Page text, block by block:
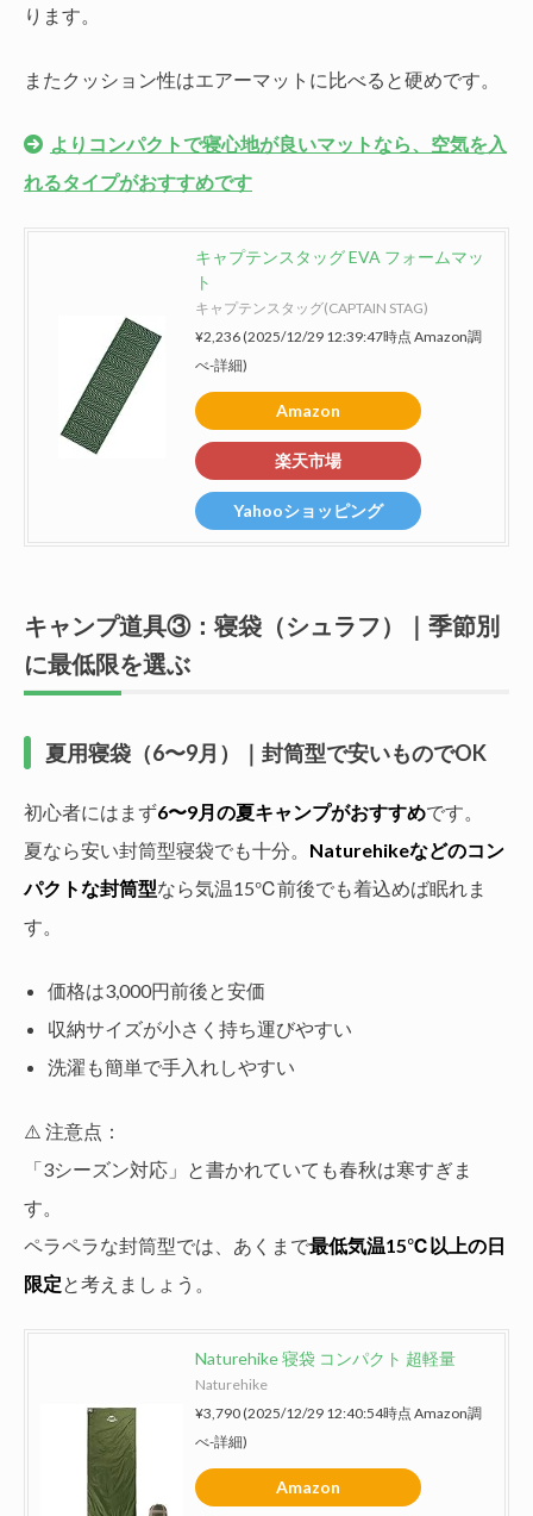
ります。
またクッション性はエアーマットに比べると硬めです。
よりコンパクトで寝心地が良いマットなら、空気を入
れるタイプがおすすめです
キャプテンスタッグ EVA フォームマッ
ト
キャプテンスタッグ(CAPTAIN STAG)
¥2,236(2025/12/29 12:39:47時点 Amazon調
べ-詳細)
Amazon
楽天市場
Yahooショッピング
キャンプ道具③：寝袋（シュラフ）｜季節別
に最低限を選ぶ
夏用寝袋（6〜9月）｜封筒型で安いものでOK
初心者にはまず6〜9月の夏キャンプがおすすめです。
夏なら安い封筒型寝袋でも十分。 Naturehikeなどのコン
パクトな封筒型なら気温15℃前後でも着込めば眠れま
す。
価格は3,000円前後と安価
収納サイズが小さく持ち運びやすい
洗濯も簡単で手入れしやすい
⚠️ 注意点：
「3シーズン対応」と書かれていても春秋は寒すぎま
す。
ペラペラな封筒型では、あくまで最低気温15℃以上の日
限定 と考えましょう。
Naturehike 寝袋 コンパクト 超軽量
Naturehike
¥3,790(2025/12/29 12:40:54時点 Amazon調
べ-詳細)
Amazon